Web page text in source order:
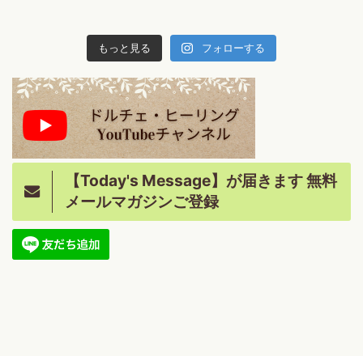
もっと見る フォローする
【Today's Message】が届きます 無料
メールマガジンご登録